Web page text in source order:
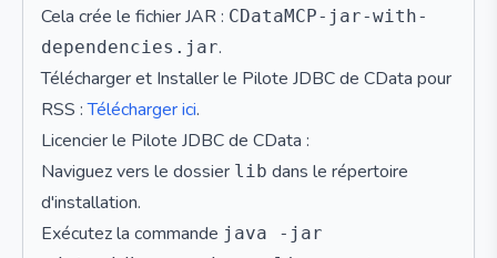
Cela crée le fichier JAR : CDataMCP-jar-with-
dependencies.jar.
Télécharger et Installer le Pilote JDBC de CData pour
RSS :Télécharger ici.
Licencier le Pilote JDBC de CData :
Naviguez vers le dossier lib dans le répertoire
d'installation.
Exécutez la commande java -jar